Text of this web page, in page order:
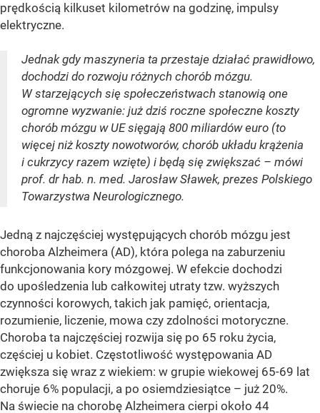
prędkością kilkuset kilometrów na godzinę, impulsy
elektryczne.
Jednak gdy maszyneria ta przestaje działać prawidłowo,
dochodzi do rozwoju różnych chorób mózgu.
W starzejących się społeczeństwach stanowią one
ogromne wyzwanie: już dziś roczne społeczne koszty
chorób mózgu w UE sięgają 800 miliardów euro (to
więcej niż koszty nowotworów, chorób układu krążenia
i cukrzycy razem wzięte) i będą się zwiększać – mówi
prof. dr hab. n. med. Jarosław Sławek, prezes Polskiego
Towarzystwa Neurologicznego.
Jedną z najczęściej występujących chorób mózgu jest
choroba Alzheimera (AD), która polega na zaburzeniu
funkcjonowania kory mózgowej. W efekcie dochodzi
do upośledzenia lub całkowitej utraty tzw. wyższych
czynności korowych, takich jak pamięć, orientacja,
rozumienie, liczenie, mowa czy zdolności motoryczne.
Choroba ta najczęściej rozwija się po 65 roku życia,
częściej u kobiet. Częstotliwość występowania AD
zwiększa się wraz z wiekiem: w grupie wiekowej 65-69 lat
choruje 6% populacji, a po osiemdziesiątce – już 20%.
Na świecie na chorobę Alzheimera cierpi około 44